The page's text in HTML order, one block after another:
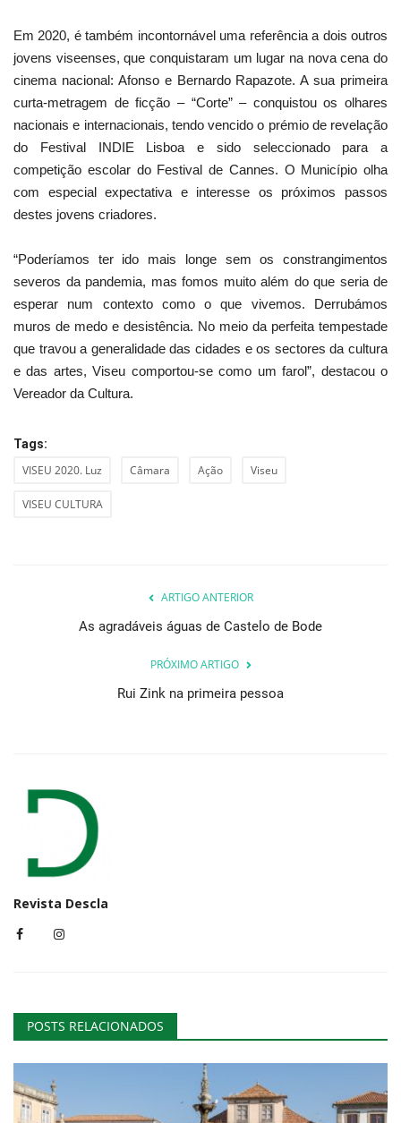
Em 2020, é também incontornável uma referência a dois outros
jovens viseenses, que conquistaram um lugar na nova cena do
cinema nacional: Afonso e Bernardo Rapazote. A sua primeira
curta-metragem de ficção – “Corte” – conquistou os olhares
nacionais e internacionais, tendo vencido o prémio de revelação
do Festival INDIE Lisboa e sido seleccionado para a
competição escolar do Festival de Cannes. O Município olha
com especial expectativa e interesse os próximos passos
destes jovens criadores.
“Poderíamos ter ido mais longe sem os constrangimentos
severos da pandemia, mas fomos muito além do que seria de
esperar num contexto como o que vivemos. Derrubámos
muros de medo e desistência. No meio da perfeita tempestade
que travou a generalidade das cidades e os sectores da cultura
e das artes, Viseu comportou-se como um farol”, destacou o
Vereador da Cultura.
Tags:
VISEU 2020. Luz Câmara Ação Viseu
VISEU CULTURA
ARTIGO ANTERIOR
As agradáveis águas de Castelo de Bode
PRÓXIMO ARTIGO
Rui Zink na primeira pessoa
Revista Descla
POSTS RELACIONADOS